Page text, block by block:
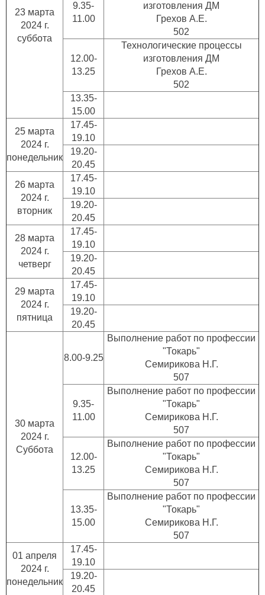
23 марта
2024 г.
суббота
9.35-
11.00
изготовления ДМ
Грехов А.Е.
502
12.00-
13.25
Технологические процессы
изготовления ДМ
Грехов А.Е.
502
13.35-
15.00
25 марта
2024 г.
понедельник
17.45-
19.10
19.20-
20.45
26 марта
2024 г.
вторник
17.45-
19.10
19.20-
20.45
28 марта
2024 г.
четверг
17.45-
19.10
19.20-
20.45
29 марта
2024 г.
пятница
17.45-
19.10
19.20-
20.45
30 марта
2024 г.
Суббота
8.00-9.25
Выполнение работ по профессии
"Токарь"
Семирикова Н.Г.
507
9.35-
11.00
Выполнение работ по профессии
"Токарь"
Семирикова Н.Г.
507
12.00-
13.25
Выполнение работ по профессии
"Токарь"
Семирикова Н.Г.
507
13.35-
15.00
Выполнение работ по профессии
"Токарь"
Семирикова Н.Г.
507
01 апреля
2024 г.
понедельник
17.45-
19.10
19.20-
20.45